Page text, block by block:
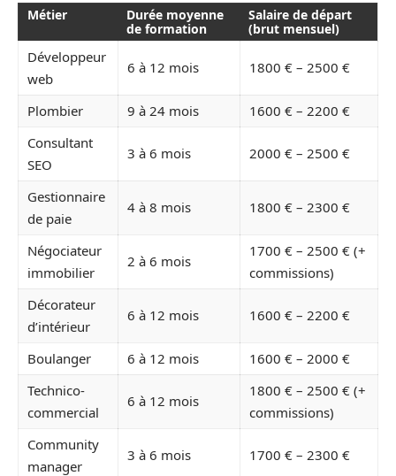
Métier
Durée moyenne
de formation
Salaire de départ
(brut mensuel)
Développeur
web
6 à 12 mois 1800 € – 2500 €
Plombier 9 à 24 mois
1600 € – 2200 €
Consultant
SEO
3 à 6 mois 2000 € – 2500 €
Gestionnaire
de paie
4 à 8 mois 1800 € – 2300 €
Négociateur
immobilier
2 à 6 mois
1700 € – 2500 € (+
commissions)
Décorateur
d’intérieur
6 à 12 mois 1600 € – 2200 €
Boulanger 6 à 12 mois
1600 € – 2000 €
Technico-
commercial
6 à 12 mois
1800 € – 2500 € (+
commissions)
Community
manager
3 à 6 mois 1700 € – 2300 €